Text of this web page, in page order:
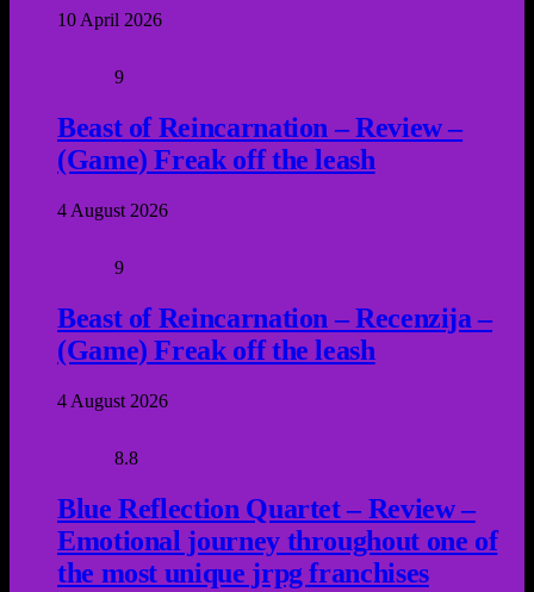
10 April 2026
9
Beast of Reincarnation – Review –
(Game) Freak off the leash
4 August 2026
9
Beast of Reincarnation – Recenzija –
(Game) Freak off the leash
4 August 2026
8.8
Blue Reflection Quartet – Review –
Emotional journey throughout one of
the most unique jrpg franchises